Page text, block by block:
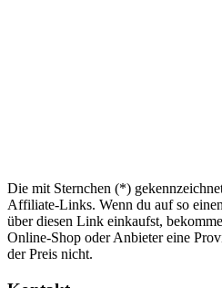
Die mit Sternchen (*)
Affiliate-Links. Wenn du auf so
über diesen Link einkaufst,
Online-Shop oder Anbieter eine
der Preis nicht.